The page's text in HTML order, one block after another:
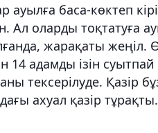
ауылға баса-көктеп
Ал оларды тоқтатуға
жарақаты жеңіл.
14 адамды ізін
тексерілуде. Қазір
ахуал қазір тұрақты.